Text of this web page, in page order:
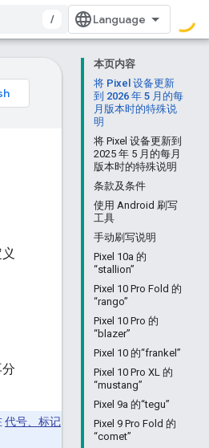
/
本页内容
将 Pixel 设备更新
到 2026 年 5 月的每
月版本时的特殊说
明
将 Pixel 设备更新到
2025 年 5 月的每月
版本时的特殊说明
条款及条件
使用 Android 刷写
工具
手动刷写说明
Pixel 10a 的
“stallion”
Pixel 10 Pro Fold 的
“rango”
Pixel 10 Pro 的
“blazer”
Pixel 10 的“frankel”
Pixel 10 Pro XL 的
“mustang”
Pixel 9a 的“tegu”
Pixel 9 Pro Fold 的
“comet”
代号、标记